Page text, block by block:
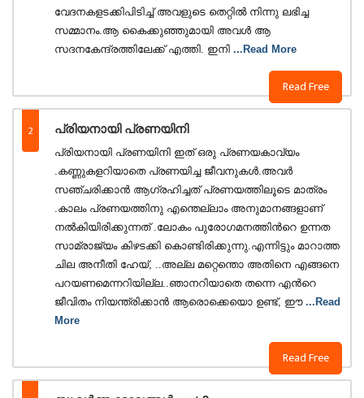
Read Free
വേദനകളടക്കിപിടിച്ച് അവളുടെ തെറ്റിൽ നിന്നു ലഭിച്ച
സമ്മാനം.ആ കൈക്കുഞ്ഞുമായി അവൾ ആ
സദനകേന്ദ്രത്തിലേക്ക് എത്തി. ഇനി ...Read More
2 പ്രിയനായി പ്രണയിനി
Read Free
പ്രിയനായി പ്രണയിനി ഇത് ഒരു പ്രണയകാവ്യം
.കണ്ണുകളറിയാതെ പ്രണയിച്ച ജീവനുകൾ.അവർ
സഞ്ചരിക്കാൻ ആഗ്രഹിച്ചത് പ്രണയത്തിലൂടെ മാത്രം
.കാലം പ്രണയത്തിനു എന്തെല്ലാം അനുമാനങ്ങളാണ്
നൽകിയിരിക്കുന്നത് .ലോകം പുരോഗമനത്തിൻറെ ഉന്നത
സാമ്രാജ്യം കിഴടക്കി കൊണ്ടിരിക്കുന്നു.എന്നിട്ടും മാറാത്ത
ചില അനീതി ഹേയ്, ..അല്ല മറ്റെന്തൊ അതിനെ എങ്ങനെ
പറയണമെന്നറിയില്ല..ഞാനറിയാതെ തന്നെ എൻറെ
ജീവിതം നിയന്ത്രിക്കാൻ ആരൊക്കെയൊ ഉണ്ട്, ഈ ...Read
More